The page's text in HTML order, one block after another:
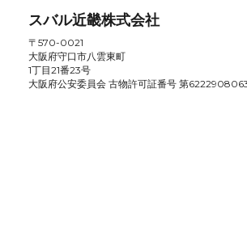
スバル近畿株式会社
〒570-0021
大阪府守口市八雲東町
1丁目21番23号
大阪府公安委員会 古物許可証番号 第